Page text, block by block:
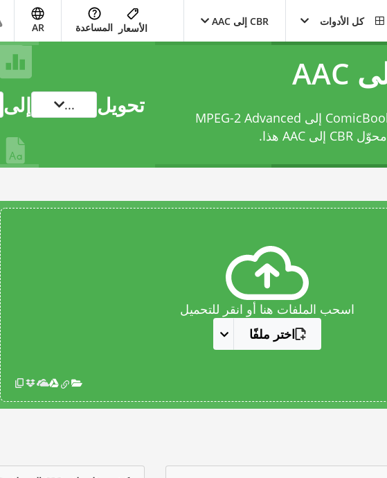
كل الأدوات CBR إلى AAC
الأسعار المساعدة AR
حوّل ملفك من ComicBook RAR Archive إلى MPEG-2 Advanced
محوّل CBR إلى AAC هذا.
تحويل ... إلى
اسحب الملفات هنا أو انقر للتحميل
اختر ملفًا